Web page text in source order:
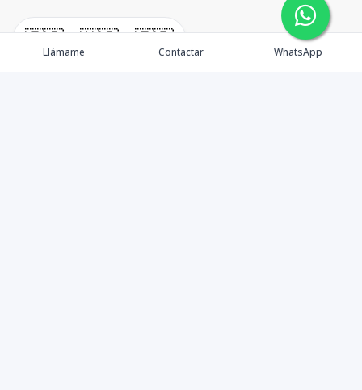
🇪🇸 🇺🇸 🇫🇷
Llámame Contactar WhatsApp